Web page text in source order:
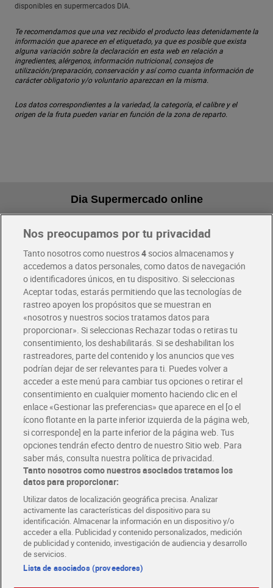
disponibles en supermercados DIA.
Te recomendamos que una vez recibido el producto leas detenidamente la
información que aparece en el etiquetado, ya que es posible que exista
alguna variación sobre la declaración en esta web en relación a
ingredientes, alérgenos, información nutricional, consejos de
utilización/preparación, conservación y así como cuanta información de
carácter obligatorio y/o voluntario aparezcan en la misma.
Los datos correspondientes a la variedad, la categoría, el calibre y el
origen de la fruta pueden variar en función de la zona de reparto.
Dia Supermercado online
Pide hoy, recibe hoy
Envío gratis por compras superiores a 100€
Envío estandar por 4,99€
Glovo y Uber Eats
Solicita tu factura de Glovo o Uber Eats
Únete al CLUB Dia
Disfruta las ventajas y ofertas exclusivas.
Descárgate la APP Dia
Folletos y Tiendas
Descubre las mejores ofertas y busca tu tienda más cercana
Tarjeta MaX Dia
Te devuelve hasta 8€/mes de tus compras.
¡Solicita tu tarjeta de crédito aquí!
COMER MEJOR CADA DIA
COLABORA CON DIA ABRE TU TIENDA DIA CORPORATE
Nos preocupamos por tu privacidad
Tanto nosotros como nuestros4socios almacenamos y
accedemos a datos personales, como datos de navegación
o identificadores únicos, en tu dispositivo. Si seleccionas
Aceptar todas, estarás permitiendo que las tecnologías de
rastreo apoyen los propósitos que se muestran en
«nosotros y nuestros socios tratamos datos para
proporcionar». Si seleccionas Rechazar todas o retiras tu
consentimiento, los deshabilitarás. Si se deshabilitan los
rastreadores, parte del contenido y los anuncios que ves
podrían dejar de ser relevantes para ti. Puedes volver a
acceder a este menú para cambiar tus opciones o retirar el
consentimiento en cualquier momento haciendo clic en el
enlace «Gestionar las preferencias» que aparece en el [o el
ícono flotante en la parte inferior izquierda de la página web,
si corresponde] en la parte inferior de la página web. Tus
opciones tendrán efecto dentro de nuestro Sitio web. Para
saber más, consulta nuestra política de privacidad.
Tanto nosotros como nuestros asociados tratamos los
datos para proporcionar:
Utilizar datos de localización geográfica precisa. Analizar
activamente las características del dispositivo para su
identificación. Almacenar la información en un dispositivo y/o
acceder a ella. Publicidad y contenido personalizados, medición
de publicidad y contenido, investigación de audiencia y desarrollo
de servicios.
Lista de asociados (proveedores)